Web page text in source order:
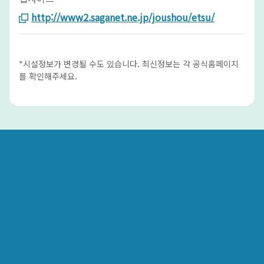
http://www2.saganet.ne.jp/joushou/etsu/
*시설정보가 변경될 수도 있습니다. 최신정보는 각 공식홈페이지
를 확인해주세요.